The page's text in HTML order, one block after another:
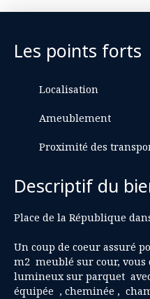
Les points forts
Localisation
Ameublement
Proximité des
Descriptif du
Place de la République
Un coup de coeur assuré
m2 meublé sur cour, vous
lumineux sur parquet
équipée , cheminée ,